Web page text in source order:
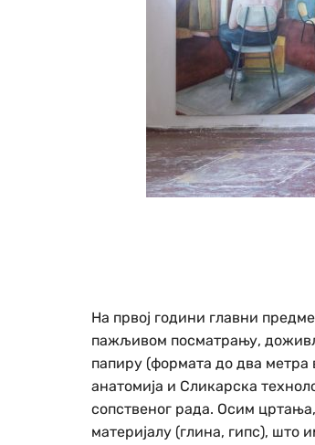
На првој години главни
пажљивом посматрању,
папиру (формата до два
анатомија и Сликарска
сопственог рада. Осим
материјалу (глина, гипс), што